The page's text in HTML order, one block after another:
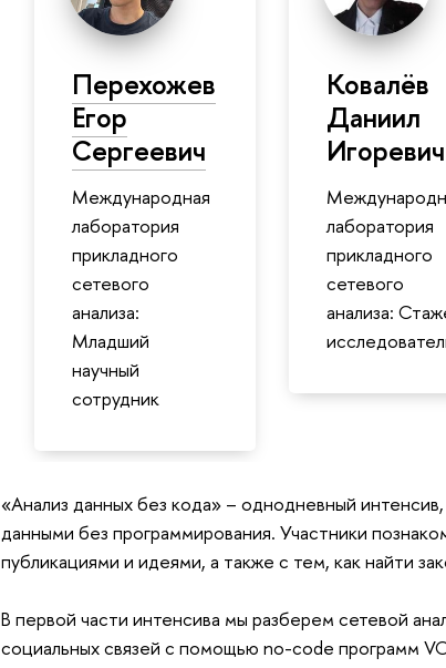
Перехожев
Егор
Сергеевич
Международная
лаборатория
прикладного
сетевого
анализа:
Младший
научный
сотрудник
Ковалёв
Даниил
Игоревич
лаборатория
прикладного
сетевого
анализа:
«Анализ данных без кода» – однодневный
данными без программирования. Участники
публикациями и идеями, а также с тем, как найти
В первой части интенсива мы разберем сетевой
социальных связей с помощью no-code программ